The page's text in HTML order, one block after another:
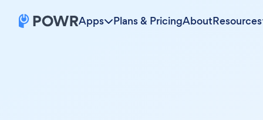
Apps Plans & PricingAboutResources